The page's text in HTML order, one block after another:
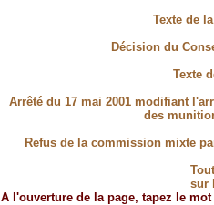
Texte de
Décision du
Texte
Arrêté du 17 mai 2001 modifiant
des
Refus de la commission mixte
sur
A l'ouverture de la page, tapez le